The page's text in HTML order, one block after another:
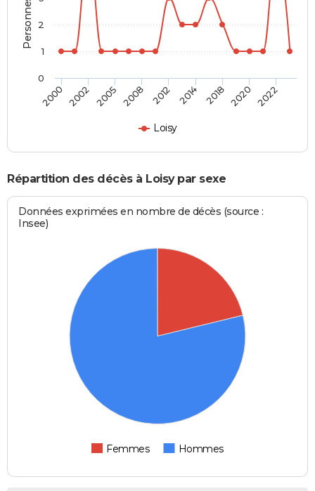
Loisy
2000 2002 2005 2008 2012 2014 2018 2020 2022
0
1
2
Répartition des décès à Loisy par sexe
Données exprimées en nombre de décès (source :
Insee)
Femmes Hommes